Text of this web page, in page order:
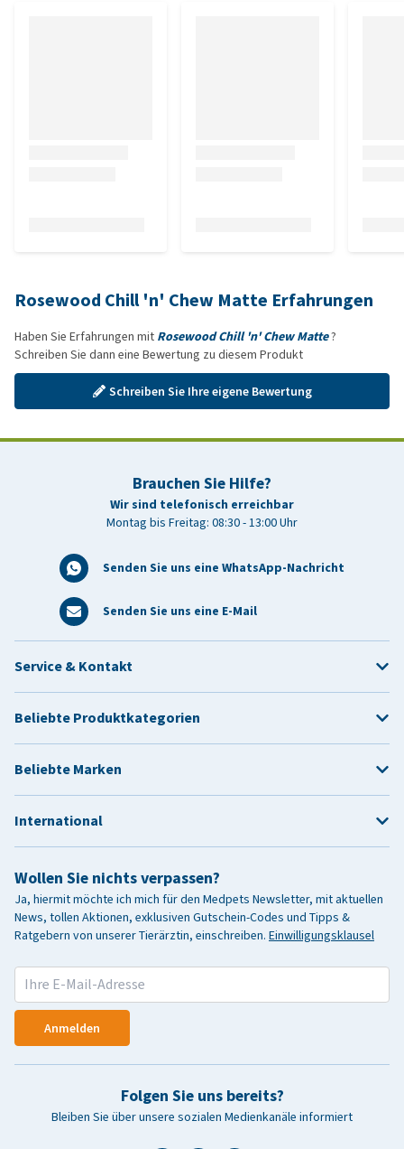
Rosewood Chill 'n' Chew Matte Erfahrungen
Haben Sie Erfahrungen mit Rosewood Chill 'n' Chew Matte?
Schreiben Sie dann eine Bewertung zu diesem Produkt
Schreiben Sie Ihre eigene Bewertung
Brauchen Sie Hilfe?
Wir sind telefonisch erreichbar
Montag bis Freitag: 08:30 - 13:00 Uhr
Senden Sie uns eine WhatsApp-Nachricht
Senden Sie uns eine E-Mail
Wollen Sie nichts verpassen?
Ja, hiermit möchte ich mich für den Medpets Newsletter, mit aktuellen
News, tollen Aktionen, exklusiven Gutschein-Codes und Tipps &
Ratgebern von unserer Tierärztin, einschreiben. Einwilligungsklausel
Anmelden
Folgen Sie uns bereits?
Bleiben Sie über unsere sozialen Medienkanäle informiert
Service & Kontakt
Beliebte Produktkategorien
Beliebte Marken
International